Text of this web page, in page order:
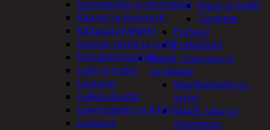
Nipat ja holkit
Tiivisteet
Pumput
Putkipihdit
Maalit, muuraus ja
tarvikkeet
Maalikaukalot ja -
astiat
Maalit, lakat ja
ohentimet
Juomapullot ja termokset
Kannut ja kanisterit
Kattaustarvikkeet
Kauhat, lastat ja sudit
Kertakäyttöastiat
Lasit ja mukit
Lautaset
Leikkuulaudat
Leivinpaperit ja foliot
Leivonta